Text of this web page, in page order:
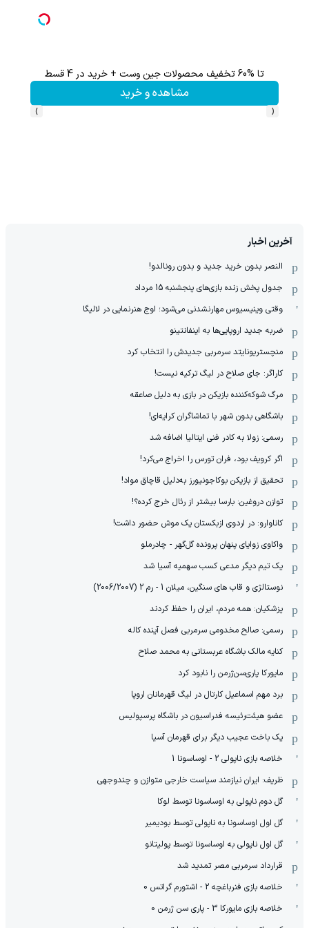
تا %60 تخفیف محصولات جین وست + خرید در 4 قسط
مشاهده و خرید
‹
›
آخرین اخبار
النصر بدون خرید جدید و بدون رونالدو!
جدول پخش زنده بازی‌های پنجشنبه 15 مرداد
وقتی وینیسیوس مهارنشدنی می‌شود؛ اوج هنرنمایی در لالیگا
ضربه جدید اروپایی‌ها به اینفانتینو
منچستریونایتد سرمربی جدیدش را انتخاب کرد
کاراگر: جای صلاح در لیگ ترکیه نیست!
مرگ شوکه‌کننده بازیکن در بازی به دلیل صاعقه
باشگاهی بدون شهر با تماشاگران کرایه‌ای!
رسمی: زولا به کادر فنی ایتالیا اضافه شد
اگر کرویف بود، فران تورس را اخراج می‌کرد!
تحقیق از بازیکن بوکاجونیورز به‌دلیل قاچاق مواد!
توازن دروغین: بارسا بیشتر از رئال خرج کرده؟!
کاناوارو: در اردوی ازبکستان یک موش حضور داشت!
واکاوی زوایای پنهان پرونده گل‌گهر - چادرملو
یک تیم دیگر مدعی کسب سهمیه آسیا شد
نوستالژی و قاب های سنگین، میلان 1 - رم 2 (2006/2007)
پزشکیان: همه مردم، ایران را حفظ کردند
رسمی: صالح مخدومی سرمربی فصل آینده کاله
کنایه مالک باشگاه عربستانی به محمد صلاح
مایورکا پاری‌سن‌ژرمن را نابود کرد
برد مهم اسماعیل کارتال در لیگ قهرمانان اروپا
عضو هیئت‌رئیسه فدراسیون در باشگاه پرسپولیس
یک باخت عجیب دیگر برای قهرمان آسیا
خلاصه بازی ناپولی 2 - اوساسونا 1
ظریف: ایران نیازمند سیاست خارجی متوازن و چندوجهی
گل دوم ناپولی به اوساسونا توسط لوکا
گل اول اوساسونا به ناپولی توسط بودیمیر
گل اول ناپولی به اوساسونا توسط پولیتانو
قرارداد سرمربی مصر تمدید شد
خلاصه بازی فنرباغچه 2 - اشتورم گراتس 0
خلاصه بازی مایورکا 3 - پاری سن ژرمن 0